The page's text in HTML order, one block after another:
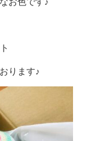
ります♪